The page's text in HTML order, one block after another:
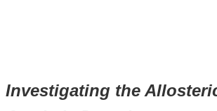
Investigating the